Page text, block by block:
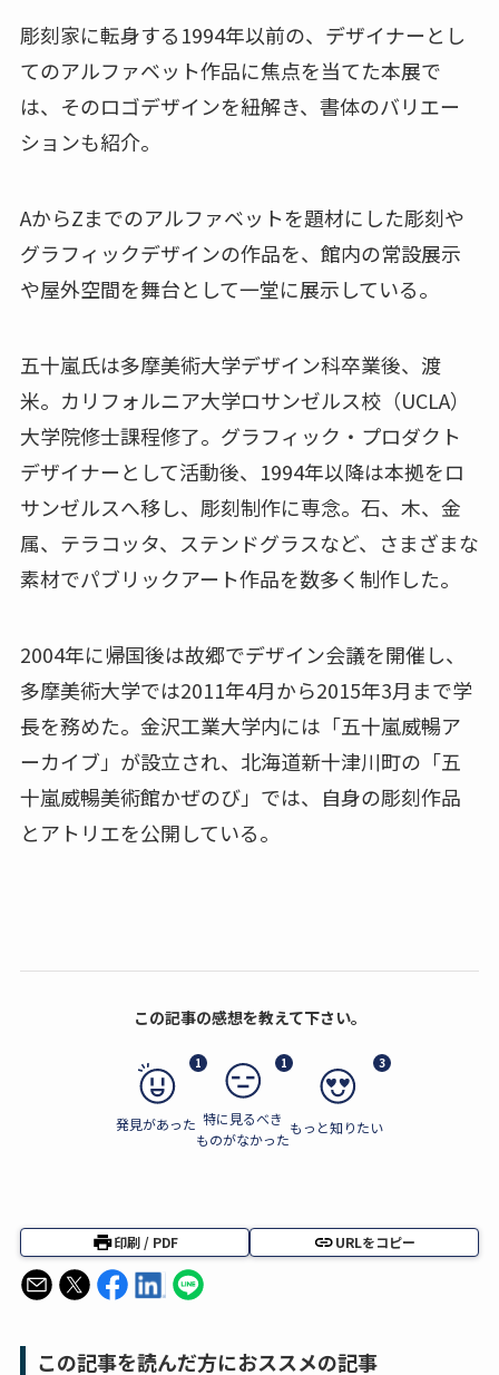
彫刻家に転身する1994年以前の、デザイナーとし
てのアルファベット作品に焦点を当てた本展で
は、そのロゴデザインを紐解き、書体のバリエー
ションも紹介。
AからZまでのアルファベットを題材にした彫刻や
グラフィックデザインの作品を、館内の常設展示
や屋外空間を舞台として一堂に展示している。
五十嵐氏は多摩美術大学デザイン科卒業後、渡
米。カリフォルニア大学ロサンゼルス校（UCLA）
大学院修士課程修了。グラフィック・プロダクト
デザイナーとして活動後、1994年以降は本拠をロ
サンゼルスへ移し、彫刻制作に専念。石、木、金
属、テラコッタ、ステンドグラスなど、さまざまな
素材でパブリックアート作品を数多く制作した。
2004年に帰国後は故郷でデザイン会議を開催し、
多摩美術大学では2011年4月から2015年3月まで学
長を務めた。金沢工業大学内には「五十嵐威暢ア
ーカイブ」が設立され、北海道新十津川町の「五
十嵐威暢美術館かぜのび」では、自身の彫刻作品
とアトリエを公開している。
この記事の感想を教えて下さい。
1
発見があった
1
特に見るべき
ものがなかった
3
もっと知りたい
印刷 / PDF URLをコピー
この記事を読んだ方におススメの記事